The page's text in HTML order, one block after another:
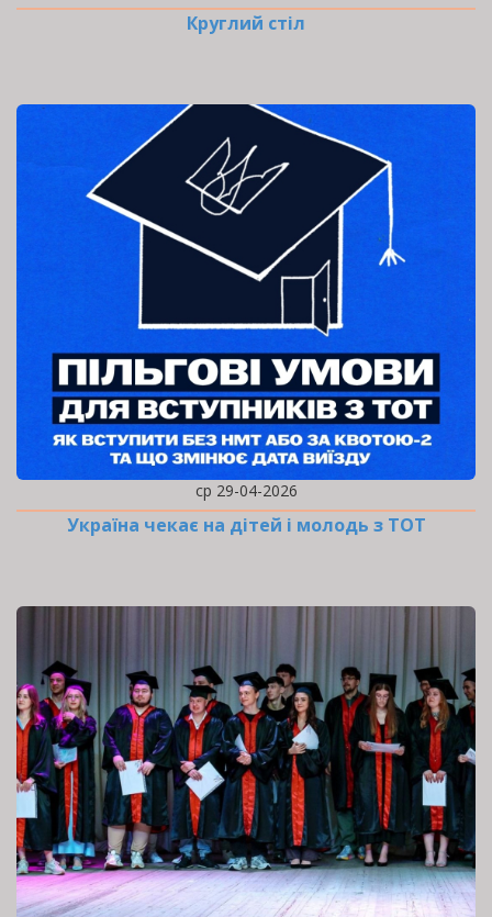
Круглий стіл
ср 29-04-2026
Україна чекає на дітей і молодь з ТОТ